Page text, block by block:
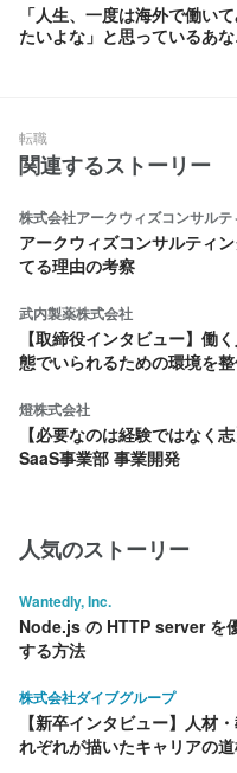
「人生、一度は海外で働い
たいよな」と思っているあ
転職
関連するストーリー
株式会社アークウィズコンサルテ
アークウィズコンサルティ
てる理由の考察
武内製薬株式会社
【取締役インタビュー】働
態でいられるための環境を
燈株式会社
【必要なのは経験ではなく
SaaS事業部 事業開発
人気のストーリー
Wantedly, Inc.
Node.js の HTTP server を
する方法
株式会社ダイブグループ
【新卒インタビュー】人材
れぞれが描いたキャリアの